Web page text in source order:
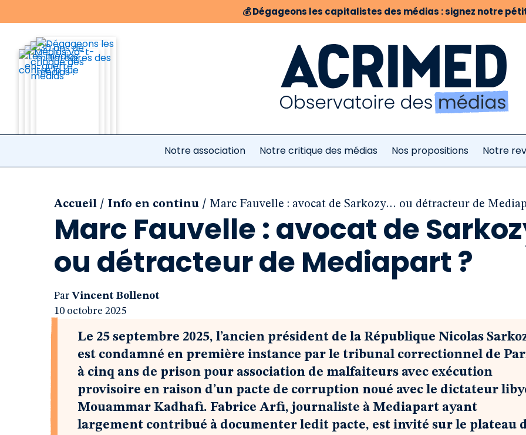
💰Dégageons les capitalistes des médias : signez notre
Notre association Notre critique des médias Nos propositions Notre
Accueil / Info en continu / Marc Fauvelle : avocat de Sarkozy… ou détracteur de
Marc Fauvelle : avocat de
ou détracteur de Mediapart ?
ParVincent Bollenot
10 octobre 2025
Le 25 septembre 2025, l’ancien président de la République Nicolas
est condamné en première instance par le tribunal correctionnel de
à cinq ans de prison pour association de malfaiteurs avec exécution
provisoire en raison d’un pacte de corruption noué avec le dictateur
Mouammar Kadhafi. Fabrice Arfi, journaliste à Mediapart ayant
largement contribué à documenter ledit pacte, est invité sur le plateau